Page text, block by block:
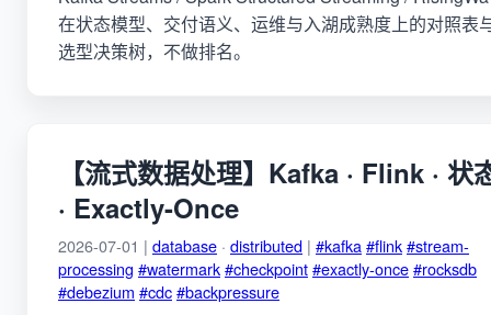
在状态模型、交付语义、运维与入湖成熟度上的对照表
选型决策树，不做排名。
【流式数据处理】Kafka · Flink · 状
· Exactly-Once
2026-07-01 | database · distributed | #kafka#flink#stream-
processing #watermark#checkpoint#exactly-once#rocksdb
#debezium #cdc#backpressure